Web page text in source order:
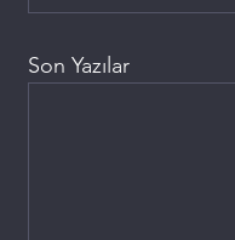
Son Yazılar